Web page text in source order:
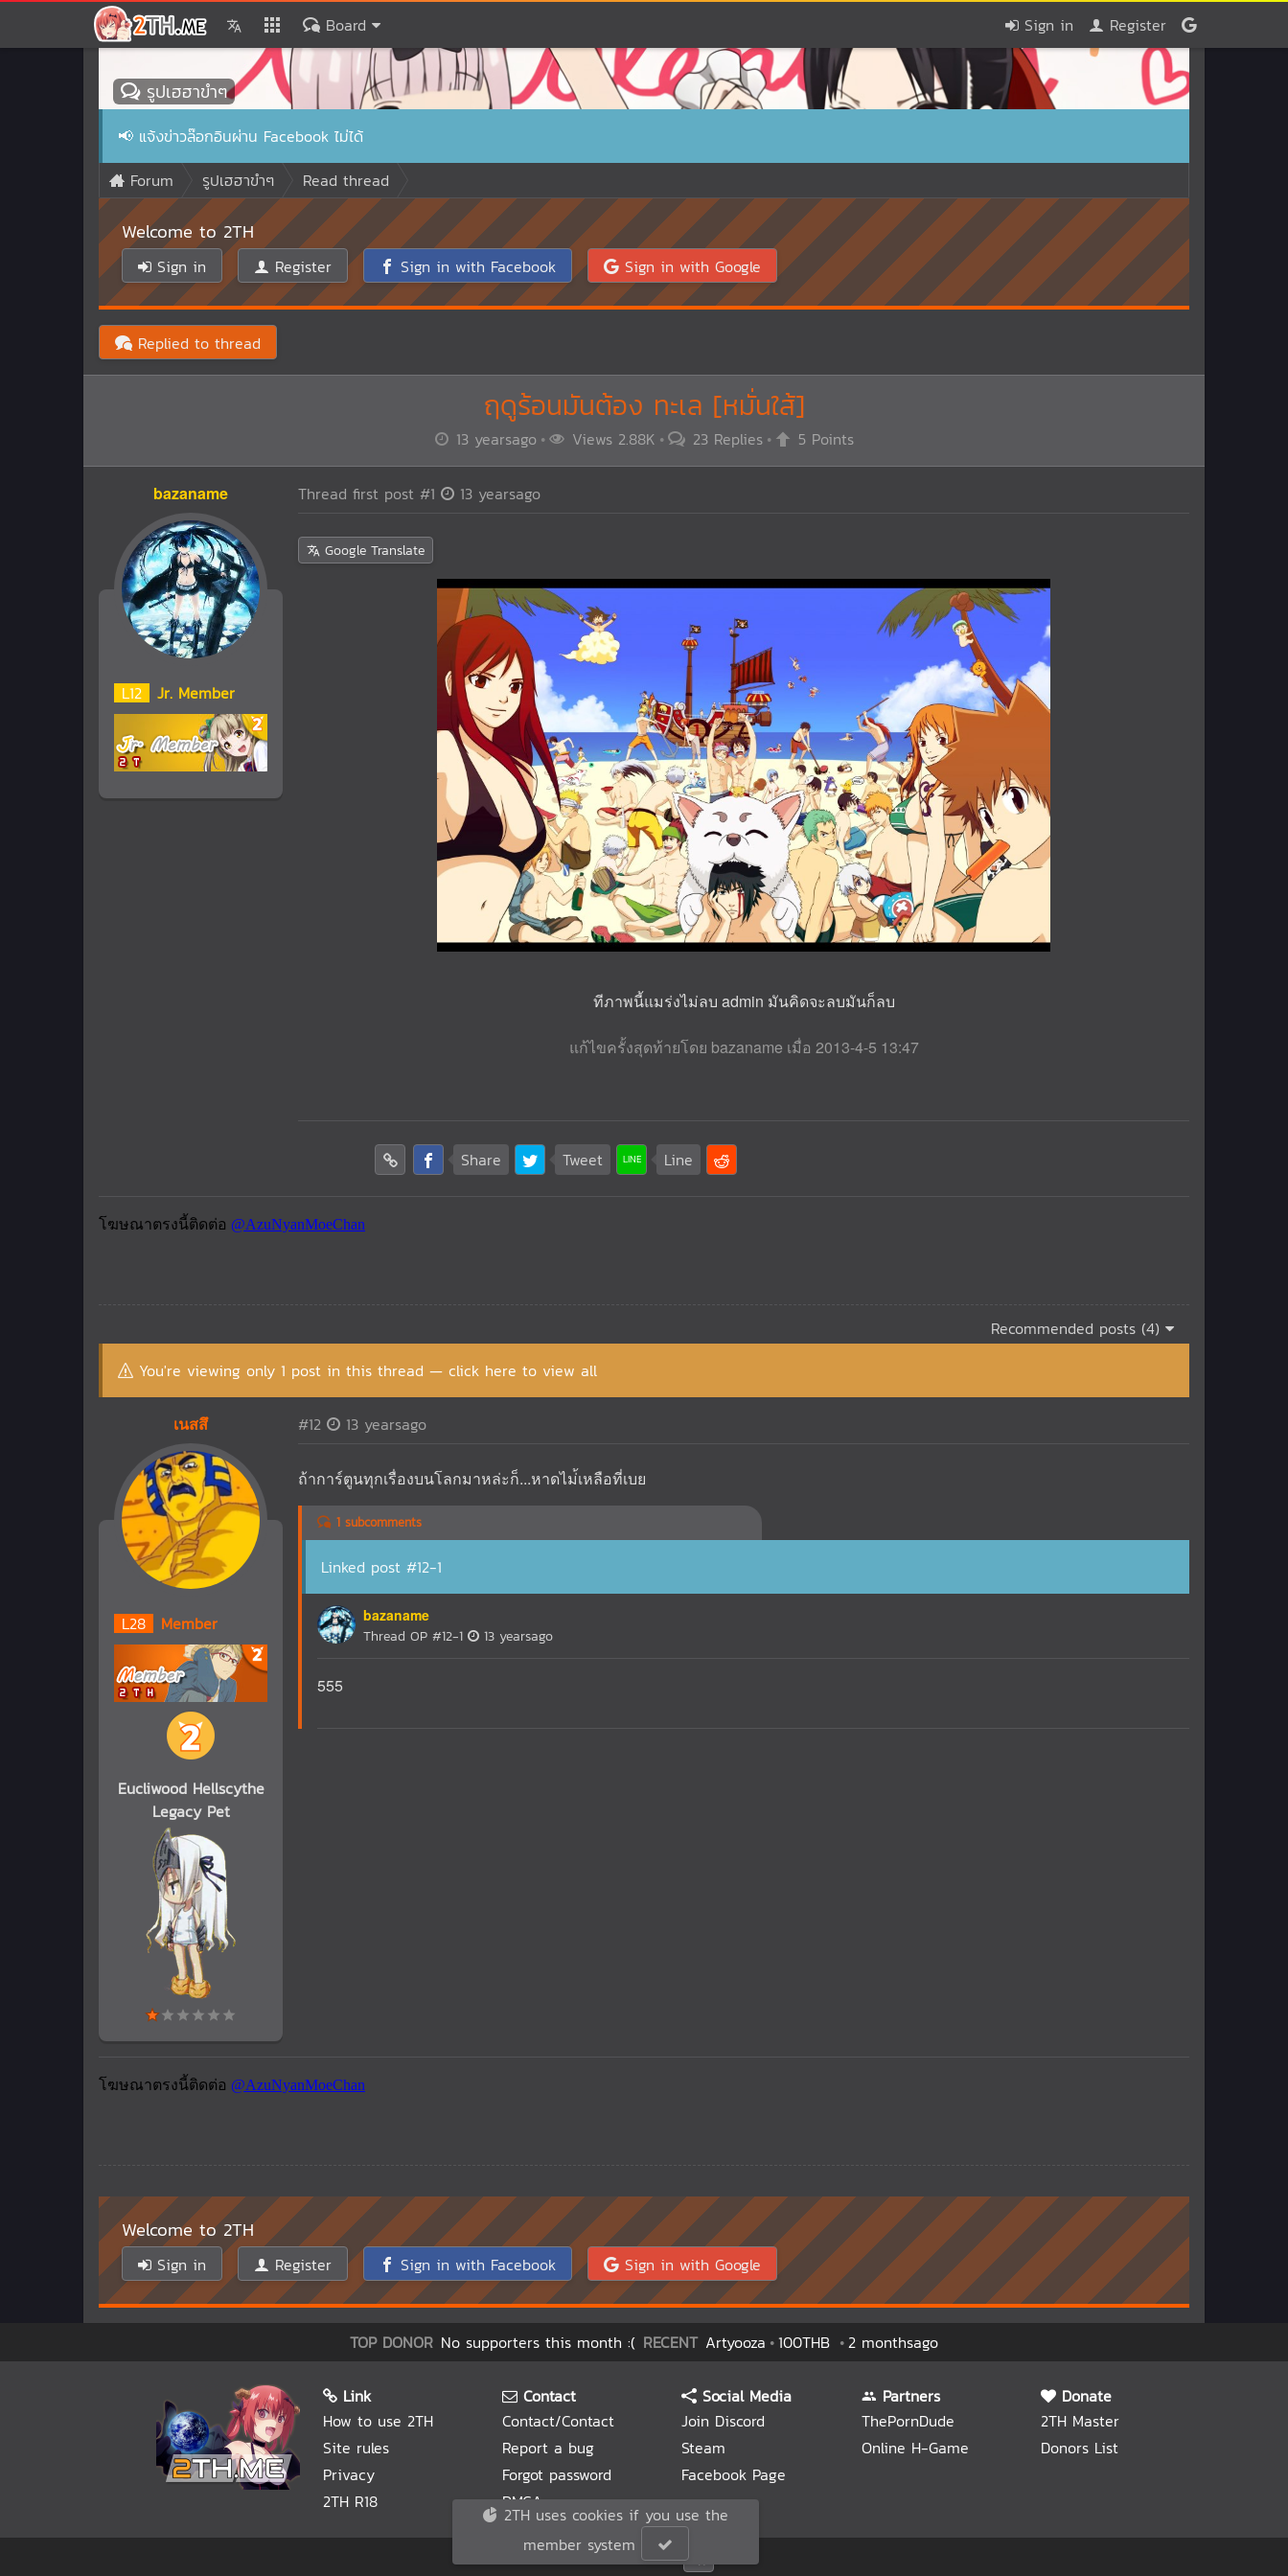
Sign in Register
Board
รูปเฮฮาขำๆ
📢 แจ้งข่าวล๊อกอินผ่าน Facebook ไม่ได้
Forum
รูปเฮฮาขำๆ Read thread
Welcome to 2TH
Sign in Register Sign in with Facebook Sign in with Google
Replied to thread
ฤดูร้อนมันต้อง ทะเล [หมั่นใส้]
13 yearsago Views 2.88K 23 Replies 5 Points
bazaname
L12 Jr. Member
Thread first post #1 13 yearsago
Google Translate
ทีภาพนี้แมร่งไม่ลบ admin มันคิดจะลบมันก็ลบ
แก้ไขครั้งสุดท้ายโดย bazaname เมื่อ 2013-4-5 13:47
Share Tweet Line
Recommended posts (4)
You're viewing only 1 post in this thread — click here to view all
เนสสึ
L28 Member
Eucliwood Hellscythe
Legacy Pet
#12 13 yearsago
ถ้าการ์ตูนทุกเรื่องบนโลกมาหล่ะก็...หาดไม่้เหลือที่เบย
1 subcomments
Linked post #12-1
bazaname
Thread OP #12-1 13 yearsago
555
Welcome to 2TH
Sign in Register Sign in with Facebook Sign in with Google
TOP DONOR No supporters this month :( RECENT Artyooza 100THB 2 monthsago
Link
How to use 2TH
Site rules
Privacy
2TH R18
Contact
Contact/Contact
Report a bug
Forgot password
DMCA
Social Media
Join Discord
Steam
Facebook Page
Partners
ThePornDude
Online H-Game
Donate
2TH Master
Donors List
© 2TH 🥚2026
2TH uses cookies if you use the
member system